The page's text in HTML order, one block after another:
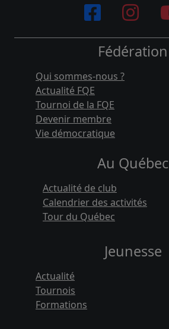
Fédération
Qui sommes-nous ?
Actualité FQE
Tournoi de la FQE
Devenir membre
Vie démocratique
Au Québec
Actualité de club
Calendrier des activités
Tour du Québec
Jeunesse
Actualité
Tournois
Formations